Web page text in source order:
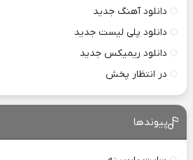
دانلود آهنگ جدید
دانلود پلی لیست جدید
دانلود ریمیکس جدید
در انتظار پخش
پیوندها